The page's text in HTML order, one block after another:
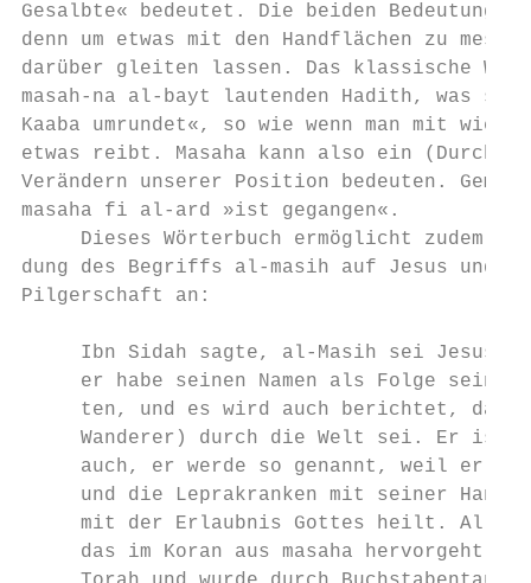
Gesalbte« bedeutet. Die beiden
denn um etwas mit den Handflächen zu
darüber gleiten lassen. Das klassische
masah-na al-bayt lautenden Hadith, was
Kaaba umrundet«, so wie wenn man mit
etwas reibt. Masaha kann also ein
Verändern unserer Position bedeuten.
masaha fi al-ard »ist gegangen«.
Dieses Wörterbuch ermöglicht zudem
dung des Begriffs al-masih auf Jesus und
Pilgerschaft an:
Ibn Sidah sagte, al-Masih sei Jesus,
er habe seinen Namen als Folge
ten, und es wird auch berichtet,
Wanderer) durch die Welt sei. Er ist
auch, er werde so genannt, weil er
und die Leprakranken mit seiner Hand
mit der Erlaubnis Gottes heilt. Al-
das im Koran aus masaha hervorgeht,